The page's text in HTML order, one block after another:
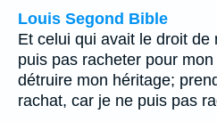
Louis Segond Bible
Et celui qui avait le droit de
puis pas racheter pour
détruire mon héritage;
rachat, car je ne puis pas